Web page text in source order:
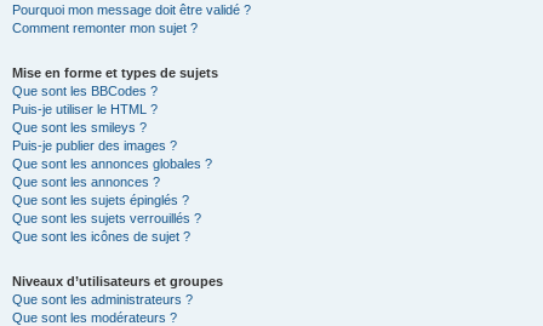
Pourquoi mon message doit être validé ?
Comment remonter mon sujet ?
Mise en forme et types de sujets
Que sont les BBCodes ?
Puis-je utiliser le HTML ?
Que sont les smileys ?
Puis-je publier des images ?
Que sont les annonces globales ?
Que sont les annonces ?
Que sont les sujets épinglés ?
Que sont les sujets verrouillés ?
Que sont les icônes de sujet ?
Niveaux d’utilisateurs et groupes
Que sont les administrateurs ?
Que sont les modérateurs ?